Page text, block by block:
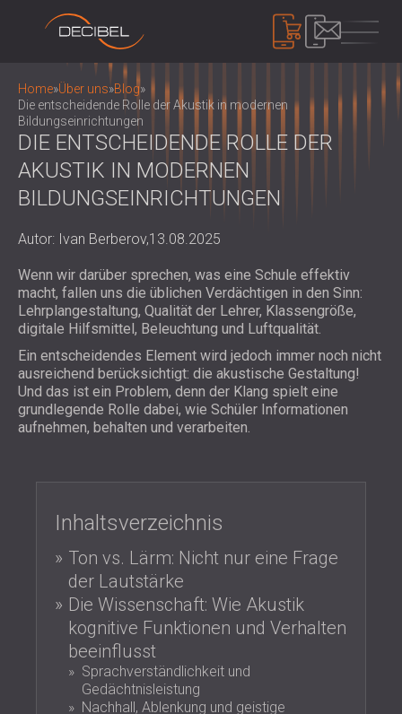
PRODUKTE
SCHALLDÄMMUNG
SCHALLSCHUTZ FÜR DIE WAND
SCHALLSCHUTZ FÜR DECKEN
SCHALLSCHUTZ TÜREN
AKUSTIKPLATTEN
PANEELE UND TRENNWÄNDE
AKUSTIKPLATTEN AUS PERFORIERTEM
HOLZ
AKUSTISCHE STOFFPANEELE UND
AKUSTIKPLATTEN AUS LATTENHOLZ
WOOD WOOL AKUSTIKPLATTEN
SCHAUMABSORBER, BASSFALLEN UND
DIFFUSOREN
SCHALLABSORBIERENDE PLATTEN
SCHALLSCHUTZ EINHAUSUNGEN,
KABINEN UND BARRIEREN
LOUVERS UND SCHALLDÄMPFER
ANTIVIBRATIONSHALTERUNGEN, PADS
UND AUFHÄNGER
AUDIOLOGIEKABINEN
GERÄTE
SCHALLPEGELMESSER
SOUND MASKING SYSTEM, DOSEMETERS
AND SAFETY KITS
ÜBER UNS
WER WIR SIND
BLOG
REFERENZEN
MITGLIEDSCHAFTEN
ANWENDUNGEN
INDUSTRIEGEBÄUDE
BÜROS
SCHALLDÄMMUNG UND AKUSTIK VON
MASCHINEN UND ANLAGEN
SCHALLSCHUTZ UND AKUSTIK FÜR
PROFESSIONELLE STUDIOS
SCHALLSCHUTZ UND AKUSTIK FÜR
LABORE UND PRÜFEINRICHTUNGEN
SERVICES
AKUSTISCHE SIMULATION
AKUSTIKTECHNIK
MESSUNGEN
BAUÜBERWACHUNG
BAUAUSFÜHRUNG
PROJEKTE
KONTAKTE
DOWNLOADBEREICH
ÖSTERREICH (AT)
БЪЛГАРИЯ (BG)
Home»Über uns»Blog»
Die entscheidende Rolle der Akustik in modernen
Bildungseinrichtungen
DIE ENTSCHEIDENDE ROLLE DER
AKUSTIK IN MODERNEN
BILDUNGSEINRICHTUNGEN
Autor: Ivan Berberov,13.08.2025
Wenn wir darüber sprechen, was eine Schule effektiv
macht, fallen uns die üblichen Verdächtigen in den Sinn:
Lehrplangestaltung, Qualität der Lehrer, Klassengröße,
digitale Hilfsmittel, Beleuchtung und Luftqualität.
Ein entscheidendes Element wird jedoch immer noch nicht
ausreichend berücksichtigt: die akustische Gestaltung!
Und das ist ein Problem, denn der Klang spielt eine
grundlegende Rolle dabei, wie Schüler Informationen
aufnehmen, behalten und verarbeiten.
Inhaltsverzeichnis
Ton vs. Lärm: Nicht nur eine Frage
der Lautstärke
Die Wissenschaft: Wie Akustik
kognitive Funktionen und Verhalten
beeinflusst
Sprachverständlichkeit und
Gedächtnisleistung
Nachhall, Ablenkung und geistige